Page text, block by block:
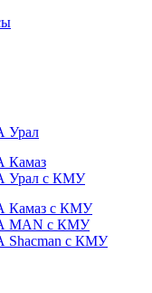
Урал
Камаз
Урал с КМУ
Камаз с КМУ
MAN с КМУ
Shacman с КМУ